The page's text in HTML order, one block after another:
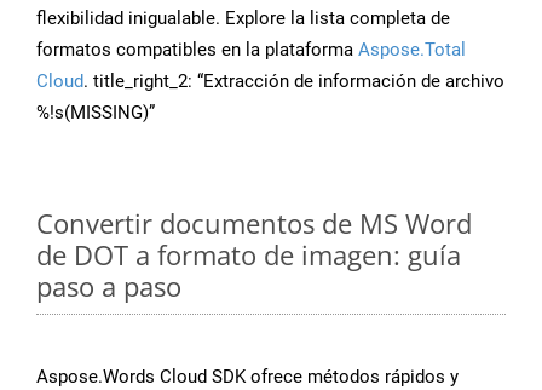
flexibilidad inigualable. Explore la lista completa de
formatos compatibles en la plataforma Aspose.Total
Cloud. title_right_2: “Extracción de información de archivo
%!s(MISSING)”
Convertir documentos de MS Word
de DOT a formato de imagen: guía
paso a paso
Aspose.Words Cloud SDK ofrece métodos rápidos y